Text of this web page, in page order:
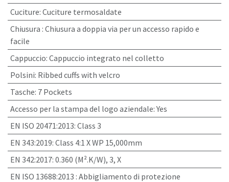
Cuciture: Cuciture termosaldate
Chiusura : Chiusura a doppia via per un accesso rapido e
facile
Cappuccio: Cappuccio integrato nel colletto
Polsini: Ribbed cuffs with velcro
Tasche: 7 Pockets
Accesso per la stampa del logo aziendale:Yes
EN ISO 20471:2013: Class 3
EN 343:2019: Class 4:1 X WP 15,000mm
EN 342:2017: 0.360 (M².K/W), 3, X
EN ISO 13688:2013 : Abbigliamento di protezione